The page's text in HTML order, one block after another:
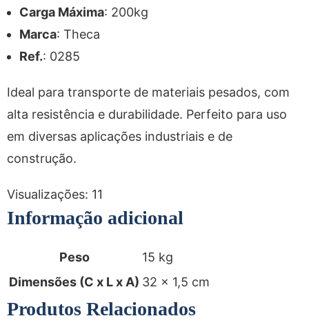
Carga Máxima: 200kg
Marca: Theca
Ref.: 0285
Ideal para transporte de materiais pesados, com
alta resistência e durabilidade. Perfeito para uso
em diversas aplicações industriais e de
construção.
Visualizações: 11
Informação adicional
Peso
15 kg
Dimensões (C x L x A) 32 × 1,5 cm
Produtos Relacionados